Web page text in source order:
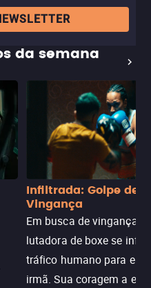
da semana
Infiltrada: Golpe de
Vingança
Em busca de vingança,
lutadora de boxe se
tráfico humano para
irmã. Sua coragem a